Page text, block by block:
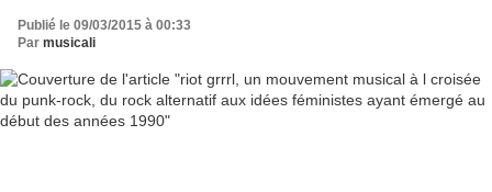
Publié le 09/03/2015 à 00:33
Par musicali